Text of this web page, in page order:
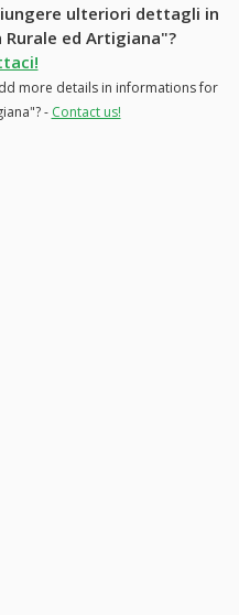
ulteriori dettagli in
ed Artigiana"?
more details in informations for
- Contact us!